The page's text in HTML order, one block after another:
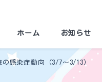
ホーム お知らせ
の感染症動向（3/7～3/13）